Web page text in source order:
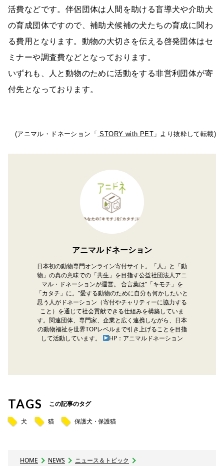
活費などです。伴侶団体は人間を助ける盲導犬や介助犬
の育成団体ですので、補助犬候補の犬たちの育成に関わ
る費用となります。動物の大切さを伝える啓発団体はセ
ミナーや調査費などとなっております。
いずれも、人と動物のために活動をする非営利団体が寄
付先となっております。
(アニマル・ドネーション「 STORY with PET」より抜粋して転載)
アニマルドネーション
日本初の動物専門オンライン寄付サイト。「人」と「動
物」の真の意味での「共生」を目指す公益社団法人アニ
マル・ドネーションが運営。 合言葉は“「キモチ」を
「カタチ」に。”愛する動物のために自分も何かしたいと
思う人がドネーション（寄付やチャリティーに協力する
こと）を通じて社会貢献できる仕組みを構築していま
す。関連団体、専門家、企業と広く連携しながら、日本
の動物福祉を世界TOPレベルまで引き上げることを目指
して活動しています。
HP：アニマルドネーション
TAGS この記事のタグ
犬 猫 保護犬・保護猫
HOME NEWS
ニュース＆トピック